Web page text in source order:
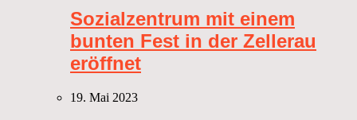
Sozialzentrum mit einem
bunten Fest in der Zellerau
eröffnet
19. Mai 2023